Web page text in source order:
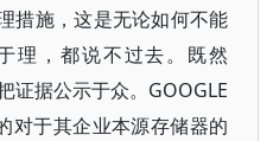
措施，这是无论如何不能
理，都说不过去。既然
证据公示于众。GOOGLE
对于其企业本源存储器的